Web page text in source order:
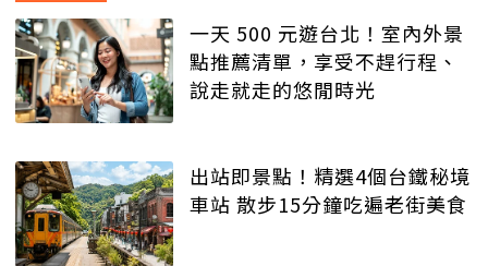
一天 500 元遊台北！室內外景
點推薦清單，享受不趕行程、
說走就走的悠閒時光
出站即景點！精選4個台鐵秘境
車站 散步15分鐘吃遍老街美食